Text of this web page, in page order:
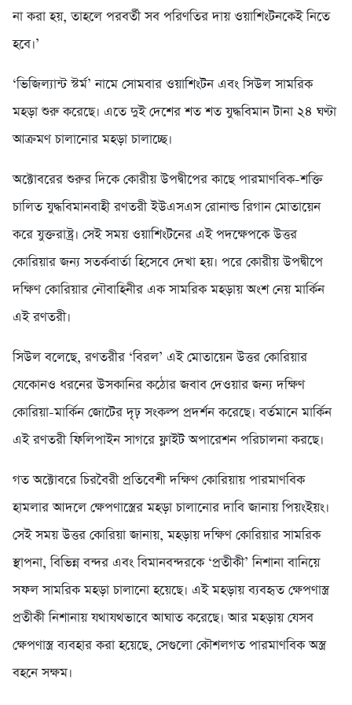
না করা হয়, তাহলে পরবর্তী সব পরিণতির দায় ওয়াশিংটনকেই নিতে
হবে।’
‘ভিজিল্যান্ট স্টর্ম’ নামে সোমবার ওয়াশিংটন এবং সিউল সামরিক
মহড়া শুরু করেছে। এতে দুই দেশের শত শত যুদ্ধবিমান টানা ২৪ ঘণ্টা
আক্রমণ চালানোর মহড়া চালাচ্ছে।
অক্টোবরের শুরুর দিকে কোরীয় উপদ্বীপের কাছে পারমাণবিক-শক্তি
চালিত যুদ্ধবিমানবাহী রণতরী ইউএসএস রোনাল্ড রিগান মোতায়েন
করে যুক্তরাষ্ট্র। সেই সময় ওয়াশিংটনের এই পদক্ষেপকে উত্তর
কোরিয়ার জন্য সতর্কবার্তা হিসেবে দেখা হয়। পরে কোরীয় উপদ্বীপে
দক্ষিণ কোরিয়ার নৌবাহিনীর এক সামরিক মহড়ায় অংশ নেয় মার্কিন
এই রণতরী।
সিউল বলেছে, রণতরীর ‘বিরল’ এই মোতায়েন উত্তর কোরিয়ার
যেকোনও ধরনের উসকানির কঠোর জবাব দেওয়ার জন্য দক্ষিণ
কোরিয়া-মার্কিন জোটের দৃঢ় সংকল্প প্রদর্শন করেছে। বর্তমানে মার্কিন
এই রণতরী ফিলিপাইন সাগরে ফ্লাইট অপারেশন পরিচালনা করছে।
গত অক্টোবরে চিরবৈরী প্রতিবেশী দক্ষিণ কোরিয়ায় পারমাণবিক
হামলার আদলে ক্ষেপণাস্ত্রের মহড়া চালানোর দাবি জানায় পিয়ংইয়ং।
সেই সময় উত্তর কোরিয়া জানায়, মহড়ায় দক্ষিণ কোরিয়ার সামরিক
স্থাপনা, বিভিন্ন বন্দর এবং বিমানবন্দরকে ‘প্রতীকী’ নিশানা বানিয়ে
সফল সামরিক মহড়া চালানো হয়েছে। এই মহড়ায় ব্যবহৃত ক্ষেপণাস্ত্র
প্রতীকী নিশানায় যথাযথভাবে আঘাত করেছে। আর মহড়ায় যেসব
ক্ষেপণাস্ত্র ব্যবহার করা হয়েছে, সেগুলো কৌশলগত পারমাণবিক অস্ত্র
বহনে সক্ষম।